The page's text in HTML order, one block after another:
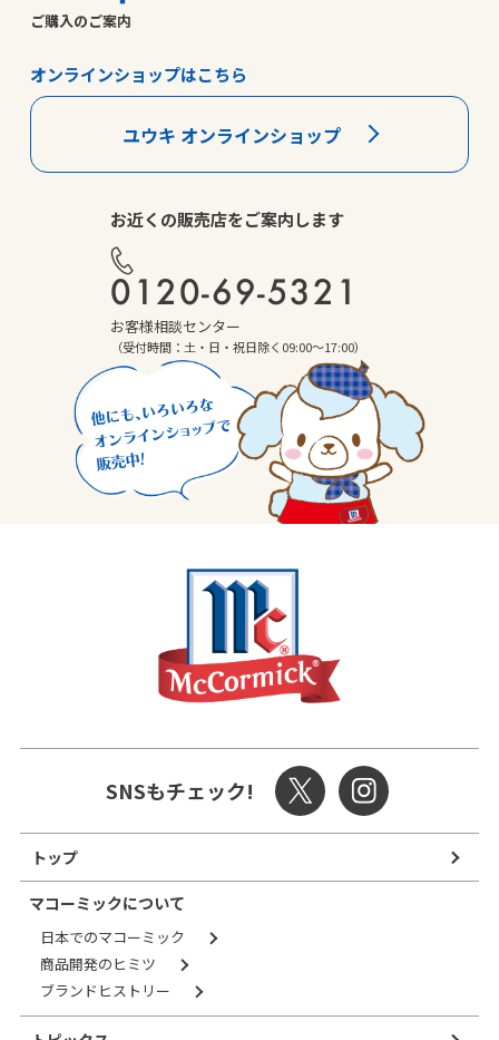
ご購入のご案内
オンラインショップはこちら
ユウキ オンラインショップ
お近くの販売店をご案内します
0120-69-5321
お客様相談センター
（受付時間：土・日・祝日除く09:00～17:00）
SNSもチェック!
トップ
マコーミックについて
日本でのマコーミック
商品開発のヒミツ
ブランドヒストリー